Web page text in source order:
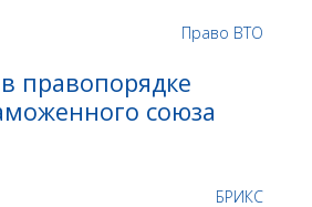
правопорядке
союза